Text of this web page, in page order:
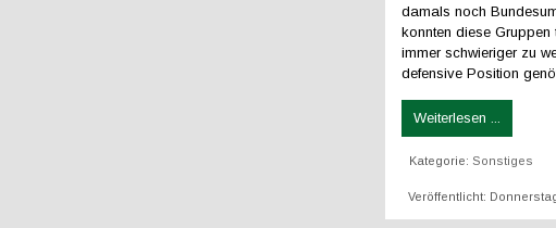
damals noch
konnten diese
immer schwieriger zu
defensive Position
Weiterlesen ...
Kategorie:Sonstiges
Veröffentlicht: